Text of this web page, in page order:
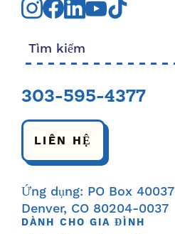
Tìm kiếm:
303-595-4377
LIÊN HỆ
Ứng dụng: PO Box 40037
Denver, CO 80204-0037
DÀNH CHO GIA ĐÌNH